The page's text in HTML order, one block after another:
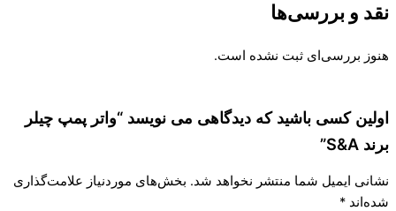
نقد و بررسی‌ها
هنوز بررسی‌ای ثبت نشده است.
اولین کسی باشید که دیدگاهی می نویسد “واتر پمپ چیلر
برند S&A”
نشانی ایمیل شما منتشر نخواهد شد. بخش‌های موردنیاز علامت‌گذاری
شده‌اند *